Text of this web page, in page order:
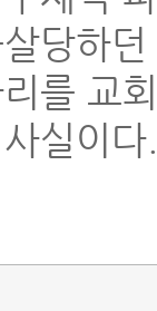
당하
를 교
실이다.